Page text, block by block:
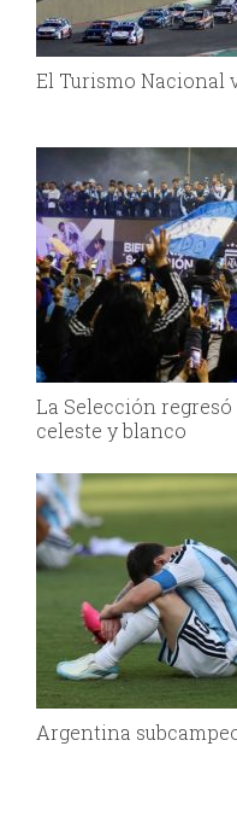
El Turismo Nacional
La Selección
celeste y blanco
Argentina